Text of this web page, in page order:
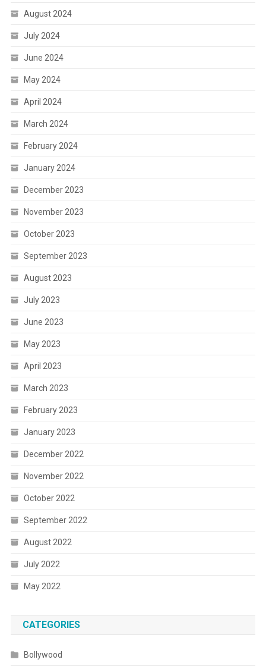
August 2024
July 2024
June 2024
May 2024
April 2024
March 2024
February 2024
January 2024
December 2023
November 2023
October 2023
September 2023
August 2023
July 2023
June 2023
May 2023
April 2023
March 2023
February 2023
January 2023
December 2022
November 2022
October 2022
September 2022
August 2022
July 2022
May 2022
CATEGORIES
Bollywood